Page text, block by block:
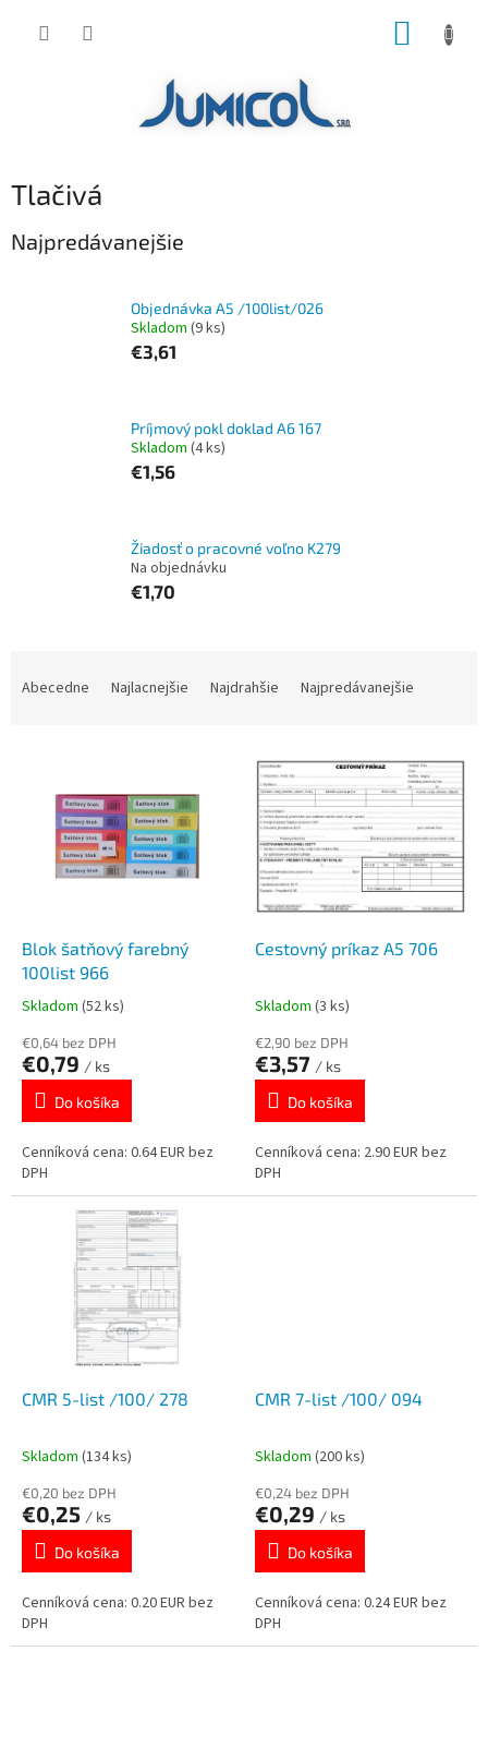
Tlačivá
Najpredávanejšie
Objednávka A5 /100list/026
Skladom (9 ks)
€3,61
Príjmový pokl doklad A6 167
Skladom (4 ks)
€1,56
Žiadosť o pracovné voľno K279
Na objednávku
€1,70
Abecedne Najlacnejšie Najdrahšie Najpredávanejšie
Blok šatňový farebný
100list 966
Skladom (52 ks)
€0,64 bez DPH
€0,79 / ks
Do košíka
Cenníková cena: 0.64 EUR bez
DPH
Cestovný príkaz A5 706
Skladom (3 ks)
€2,90 bez DPH
€3,57 / ks
Do košíka
Cenníková cena: 2.90 EUR bez
DPH
CMR 5-list /100/ 278
Skladom (134 ks)
€0,20 bez DPH
€0,25 / ks
Do košíka
Cenníková cena: 0.20 EUR bez
DPH
CMR 7-list /100/ 094
Skladom (200 ks)
€0,24 bez DPH
€0,29 / ks
Do košíka
Cenníková cena: 0.24 EUR bez
DPH